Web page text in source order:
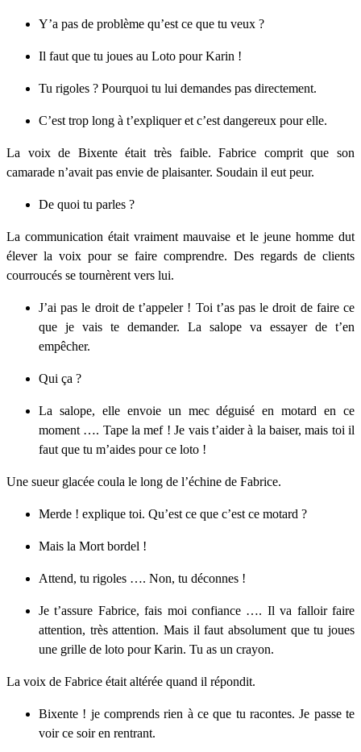
Y’a pas de problème qu’est ce que tu veux ?
Il faut que tu joues au Loto pour Karin !
Tu rigoles ? Pourquoi tu lui demandes pas directement.
C’est trop long à t’expliquer et c’est dangereux pour elle.
La voix de Bixente était très faible. Fabrice comprit que son
camarade n’avait pas envie de plaisanter. Soudain il eut peur.
De quoi tu parles ?
La communication était vraiment mauvaise et le jeune homme dut
élever la voix pour se faire comprendre. Des regards de clients
courroucés se tournèrent vers lui.
J’ai pas le droit de t’appeler ! Toi t’as pas le droit de faire ce
que je vais te demander. La salope va essayer de t’en
empêcher.
Qui ça ?
La salope, elle envoie un mec déguisé en motard en ce
moment …. Tape la mef ! Je vais t’aider à la baiser, mais toi il
faut que tu m’aides pour ce loto !
Une sueur glacée coula le long de l’échine de Fabrice.
Merde ! explique toi. Qu’est ce que c’est ce motard ?
Mais la Mort bordel !
Attend, tu rigoles …. Non, tu déconnes !
Je t’assure Fabrice, fais moi confiance …. Il va falloir faire
attention, très attention. Mais il faut absolument que tu joues
une grille de loto pour Karin. Tu as un crayon.
La voix de Fabrice était altérée quand il répondit.
Bixente ! je comprends rien à ce que tu racontes. Je passe te
voir ce soir en rentrant.